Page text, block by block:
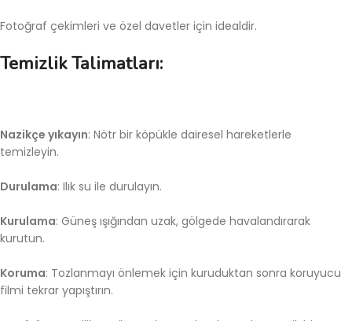
Fotoğraf çekimleri ve özel davetler için idealdir.
Temizlik Talimatları:
Nazikçe yıkayın: Nötr bir köpükle dairesel hareketlerle
temizleyin.
Durulama: Ilık su ile durulayın.
Kurulama: Güneş ışığından uzak, gölgede havalandırarak
kurutun.
Koruma: Tozlanmayı önlemek için kuruduktan sonra koruyucu
filmi tekrar yapıştırın.